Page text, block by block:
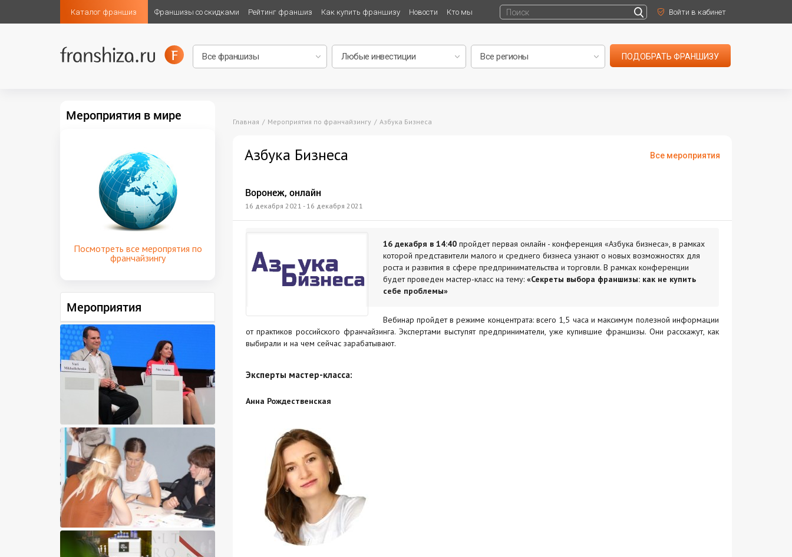
Каталог франшиз Франшизы со скидками Рейтинг франшиз Как купить франшизу Новости Кто мы Войти в кабинет
ПОДОБРАТЬ ФРАНШИЗУ
Главная Мероприятия по франчайзингу Азбука Бизнеса
Все мероприятия
Азбука Бизнеса
Воронеж, онлайн
16 декабря 2021 - 16 декабря 2021
16 декабря в 14:40пройдет первая онлайн - конференция «Азбука бизнеса», в рамках
которой представители малого и среднего бизнеса узнают о новых возможностях для
роста и развития в сфере предпринимательства и торговли. В рамках конференции
будет проведен мастер-класс на тему: «Секреты выбора франшизы: как не купить
себе проблемы»
Вебинар пройдет в режиме концентрата: всего 1,5 часа и максимум полезной информации
от практиков российского франчайзинга. Экспертами выступят предприниматели, уже купившие франшизы. Они расскажут, как
выбирали и на чем сейчас зарабатывают.
Эксперты мастер-класса:
Анна Рождественская
Мероприятия в мире
Посмотреть все меропрятия по
франчайзингу
Мероприятия